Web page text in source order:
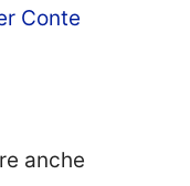
Conte
anche